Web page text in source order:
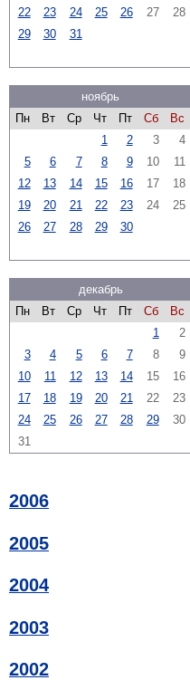
22
23 24 25 26 27
28
29
30 31
ноябрь
Пн
Вт Ср Чт Пт Сб
Вс
1
2 3
4
5
6 7 8 9 10
11
12
13 14 15 16 17
18
19
20 21 22 23 24
25
26
27 28 29 30
декабрь
Пн
Вт Ср Чт Пт Сб
Вс
1
2
3
4 5 6 7 8
9
10
11 12 13 14 15
16
17
18 19 20 21 22
23
24
25 26 27 28 29
30
31
2006
2005
2004
2003
2002